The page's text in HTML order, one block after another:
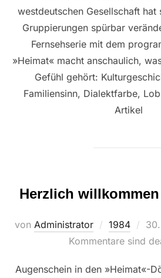
westdeutschen Gesellschaft
Gruppierungen spürbar
Fernsehserie mit dem
»Heimat« macht anschaulich,
Gefühl gehört:
Familiensinn, Dialektfarbe,
Artikel
Herzlich
von Administrator 1984
am
Kommentare sind
Augenschein in den »Heimat«-